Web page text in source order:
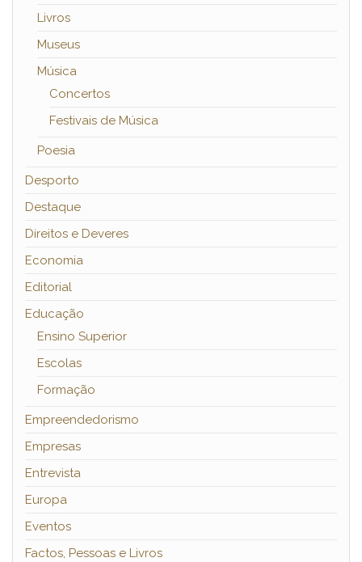
Livros
Museus
Música
Concertos
Festivais de Música
Poesia
Desporto
Destaque
Direitos e Deveres
Economia
Editorial
Educação
Ensino Superior
Escolas
Formação
Empreendedorismo
Empresas
Entrevista
Europa
Eventos
Factos, Pessoas e Livros